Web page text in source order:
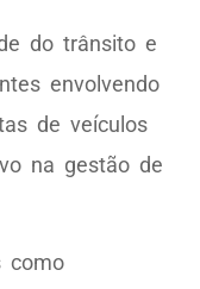
do trânsito e
envolvendo
de veículos
na gestão de
como